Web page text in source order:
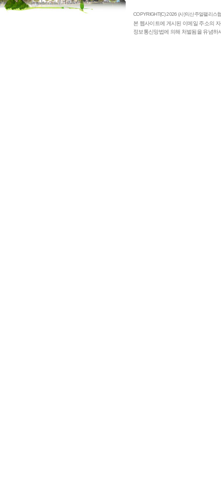
COPYRIGHT(C) 2026 (사)익산주얼팰리스
본 웹사이트에 게시된 이메일 주소의
정보통신망법에 의해 처벌됨을 유념하